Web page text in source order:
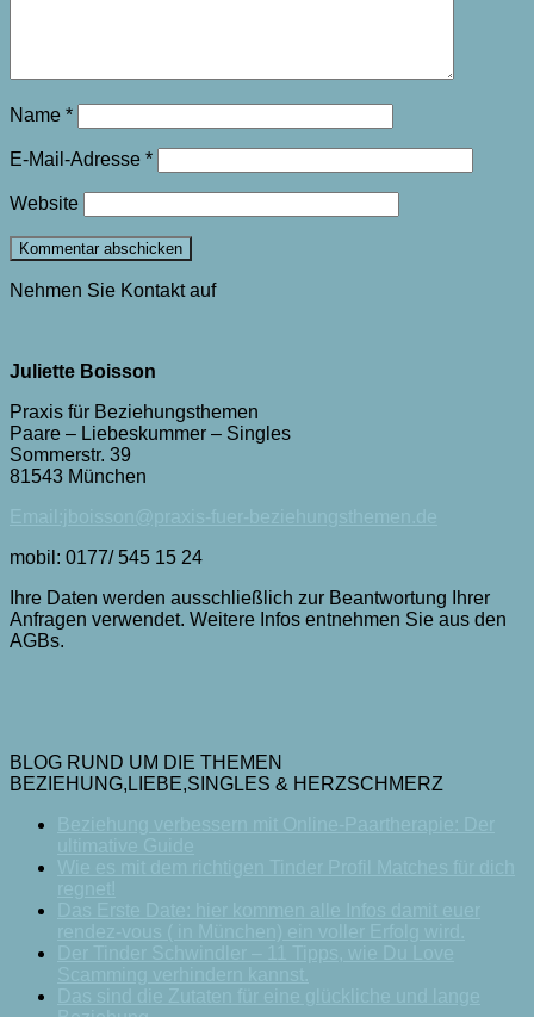
Name *
E-Mail-Adresse *
Website
Nehmen Sie Kontakt auf
Juliette Boisson
Praxis für Beziehungsthemen
Paare – Liebeskummer – Singles
Sommerstr. 39
81543 München
mobil: 0177/ 545 15 24
Ihre Daten werden ausschließlich zur Beantwortung Ihrer
Anfragen verwendet. Weitere Infos entnehmen Sie aus den
AGBs.
BLOG RUND UM DIE THEMEN
BEZIEHUNG,LIEBE,SINGLES & HERZSCHMERZ